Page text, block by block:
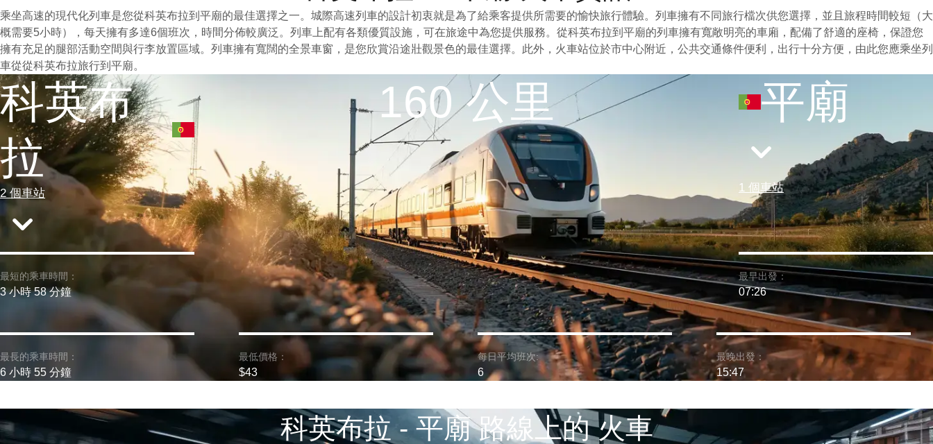
乘坐高速的現代化列車是您從科英布拉到平廟的最佳選擇之一。城際高速列車的設計初衷就是為了給乘客提供所需要的愉快旅行體驗。列車擁有不同旅行檔次供您選擇，並且旅程時間較短（大
概需要5小時），每天擁有多達6個班次，時間分佈較廣泛。列車上配有各類優質設施，可在旅途中為您提供服務。從科英布拉到平廟的列車擁有寬敞明亮的車廂，配備了舒適的座椅，保證您
擁有充足的腿部活動空間與行李放置區域。列車擁有寬闊的全景車窗，是您欣賞沿途壯觀景色的最佳選擇。此外，火車站位於市中心附近，公共交通條件便利，出行十分方便，由此您應乘坐列
車從從科英布拉旅行到平廟。
科英布
拉
2 個車站
160 公里 平廟
1 個車站
最短的乘車時間：
3 小時 58 分鐘
最早出發：
07:26
最長的乘車時間：
6 小時 55 分鐘
最低價格：
$43
每日平均班次:
6
最晚出發：
15:47
科英布拉 - 平廟 路線上的 火車